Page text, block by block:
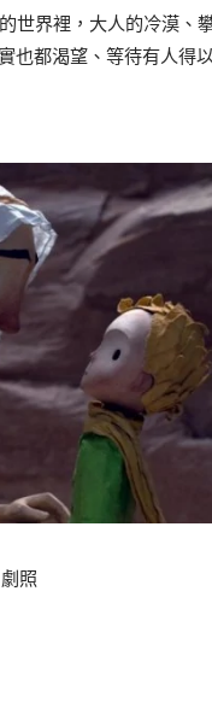
界裡，大人的冷漠、
也都渴望、等待有人得
照